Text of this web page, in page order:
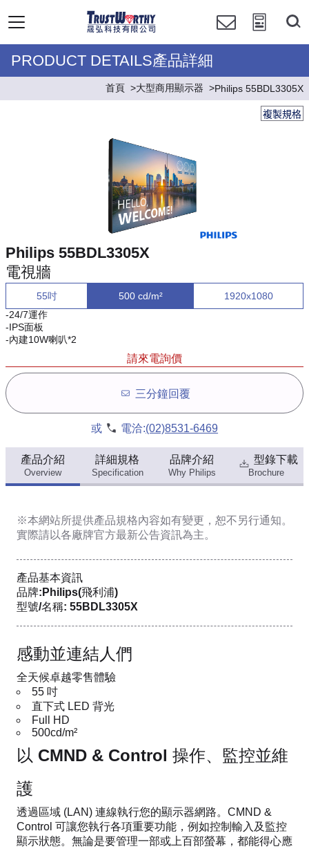
PRODUCT DETAILS產品詳細
首頁 大型商用顯示器 Philips 55BDL3305X
複製規格
Philips 55BDL3305X
電視牆
55吋 500 cd/m²
1920x1080
-24/7運作
-IPS面板
-內建10W喇叭*2
請來電詢價
三分鐘回覆
或 電洽:(02)8531-6469
產品介紹
Overview
詳細規格
Specification
品牌介紹
Why Philips
型錄下載
Brochure
※本網站所提供產品規格內容如有變更，恕不另行通知。
實際請以各廠牌官方最新公告資訊為主。
產品基本資訊
品牌:Philips(飛利浦)
型號/名稱: 55BDL3305X
感動並連結人們
全天候卓越零售體驗
55 吋
直下式 LED 背光
Full HD
500cd/m²
以 CMND & Control 操作、監控並維
護
透過區域 (LAN) 連線執行您的顯示器網路。CMND &
Control 可讓您執行各項重要功能，例如控制輸入及監控
顯示狀態。無論是要管理一部或上百部螢幕，都能得心應